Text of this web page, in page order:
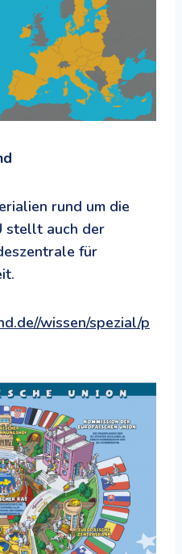
rund um die
stellt auch der
für
wissen/spezial/p